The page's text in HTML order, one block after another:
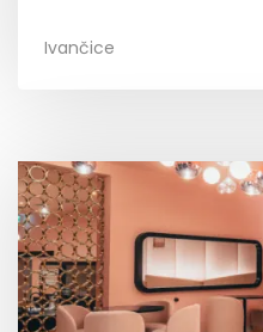
Ivančice